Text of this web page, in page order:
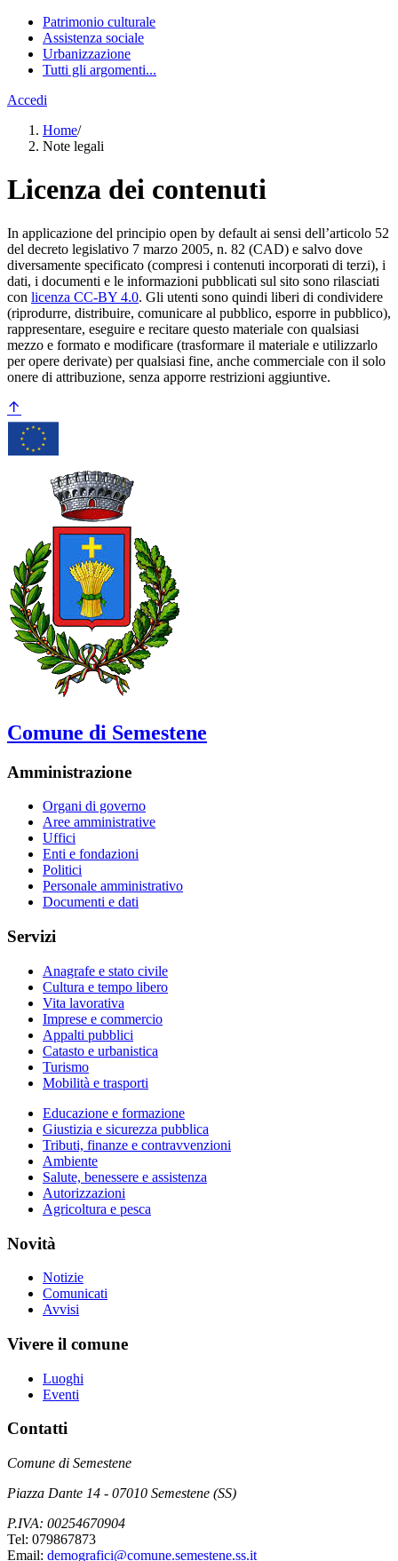
Patrimonio culturale
Assistenza sociale
Urbanizzazione
Tutti gli argomenti...
Accedi
Home/
Note legali
Licenza dei contenuti
In applicazione del principio open by default ai sensi dell’articolo 52
del decreto legislativo 7 marzo 2005, n. 82 (CAD) e salvo dove
diversamente specificato (compresi i contenuti incorporati di terzi), i
dati, i documenti e le informazioni pubblicati sul sito sono rilasciati
con licenza CC-BY 4.0. Gli utenti sono quindi liberi di condividere
(riprodurre, distribuire, comunicare al pubblico, esporre in pubblico),
rappresentare, eseguire e recitare questo materiale con qualsiasi
mezzo e formato e modificare (trasformare il materiale e utilizzarlo
per opere derivate) per qualsiasi fine, anche commerciale con il solo
onere di attribuzione, senza apporre restrizioni aggiuntive.
Comune di Semestene
Amministrazione
Organi di governo
Aree amministrative
Uffici
Enti e fondazioni
Politici
Personale amministrativo
Documenti e dati
Servizi
Anagrafe e stato civile
Cultura e tempo libero
Vita lavorativa
Imprese e commercio
Appalti pubblici
Catasto e urbanistica
Turismo
Mobilità e trasporti
Educazione e formazione
Giustizia e sicurezza pubblica
Tributi, finanze e contravvenzioni
Ambiente
Salute, benessere e assistenza
Autorizzazioni
Agricoltura e pesca
Novità
Notizie
Comunicati
Avvisi
Vivere il comune
Luoghi
Eventi
Contatti
Comune di Semestene
Piazza Dante 14 - 07010 Semestene (SS)
P.IVA: 00254670904
Tel: 079867873
Email: demografici@comune.semestene.ss.it